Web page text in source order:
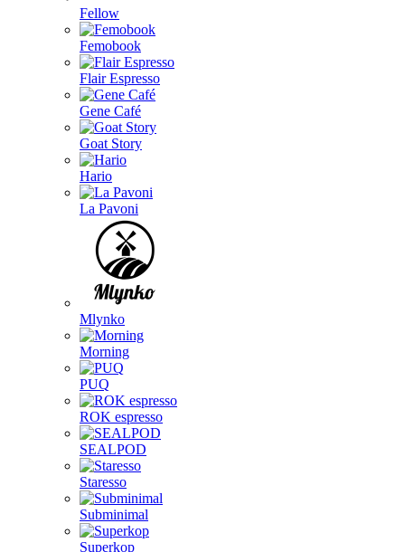
Fellow
Femobook
Flair Espresso
Gene Café
Goat Story
Hario
La Pavoni
Mlynko
Morning
PUQ
ROK espresso
SEALPOD
Staresso
Subminimal
Superkop